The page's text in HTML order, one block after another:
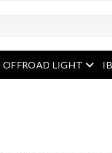
OFFROAD LIGHT